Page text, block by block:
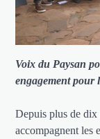
Voix du Paysan
engagement pour
Depuis plus de
accompagnent les